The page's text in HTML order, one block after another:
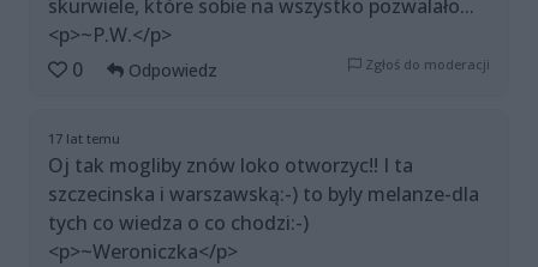
skurwiele, które sobie na wszystko pozwalało...
<p>~P.W.</p>
0
Odpowiedz Zgłoś do moderacji
17 lat temu
Oj tak mogliby znów loko otworzyc!! I ta
szczecinska i warszawską:-) to byly melanze-dla
tych co wiedza o co chodzi:-)
<p>~Weroniczka</p>